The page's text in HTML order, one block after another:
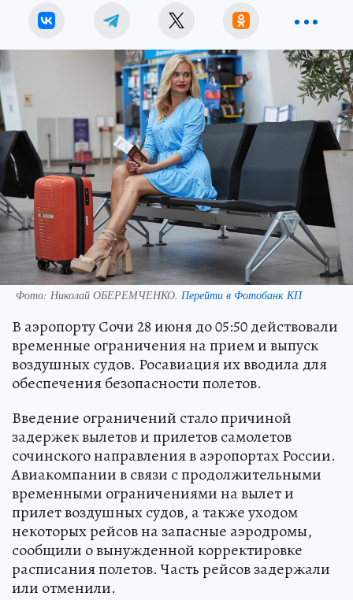
Фото: Николай ОБЕРЕМЧЕНКО. Перейти в Фотобанк КП
В аэропорту Сочи 28 июня до 05:50 действовали
временные ограничения на прием и выпуск
воздушных судов. Росавиация их вводила для
обеспечения безопасности полетов.
Введение ограничений стало причиной
задержек вылетов и прилетов самолетов
сочинского направления в аэропортах России.
Авиакомпании в связи с продолжительными
временными ограничениями на вылет и
прилет воздушных судов, а также уходом
некоторых рейсов на запасные аэродромы,
сообщили о вынужденной корректировке
расписания полетов. Часть рейсов задержали
или отменили.